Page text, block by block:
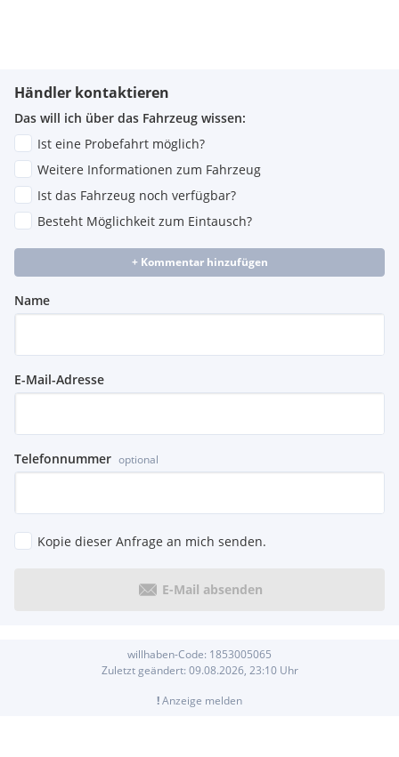
Händler kontaktieren
Das will ich über das Fahrzeug wissen:
Ist eine Probefahrt möglich?
Weitere Informationen zum Fahrzeug
Ist das Fahrzeug noch verfügbar?
Besteht Möglichkeit zum Eintausch?
+ Kommentar hinzufügen
Name
E-Mail-Adresse
Telefonnummer optional
Kopie dieser Anfrage an mich senden.
E-Mail absenden
willhaben-Code: 1853005065
Zuletzt geändert: 09.08.2026, 23:10Uhr
!Anzeige melden